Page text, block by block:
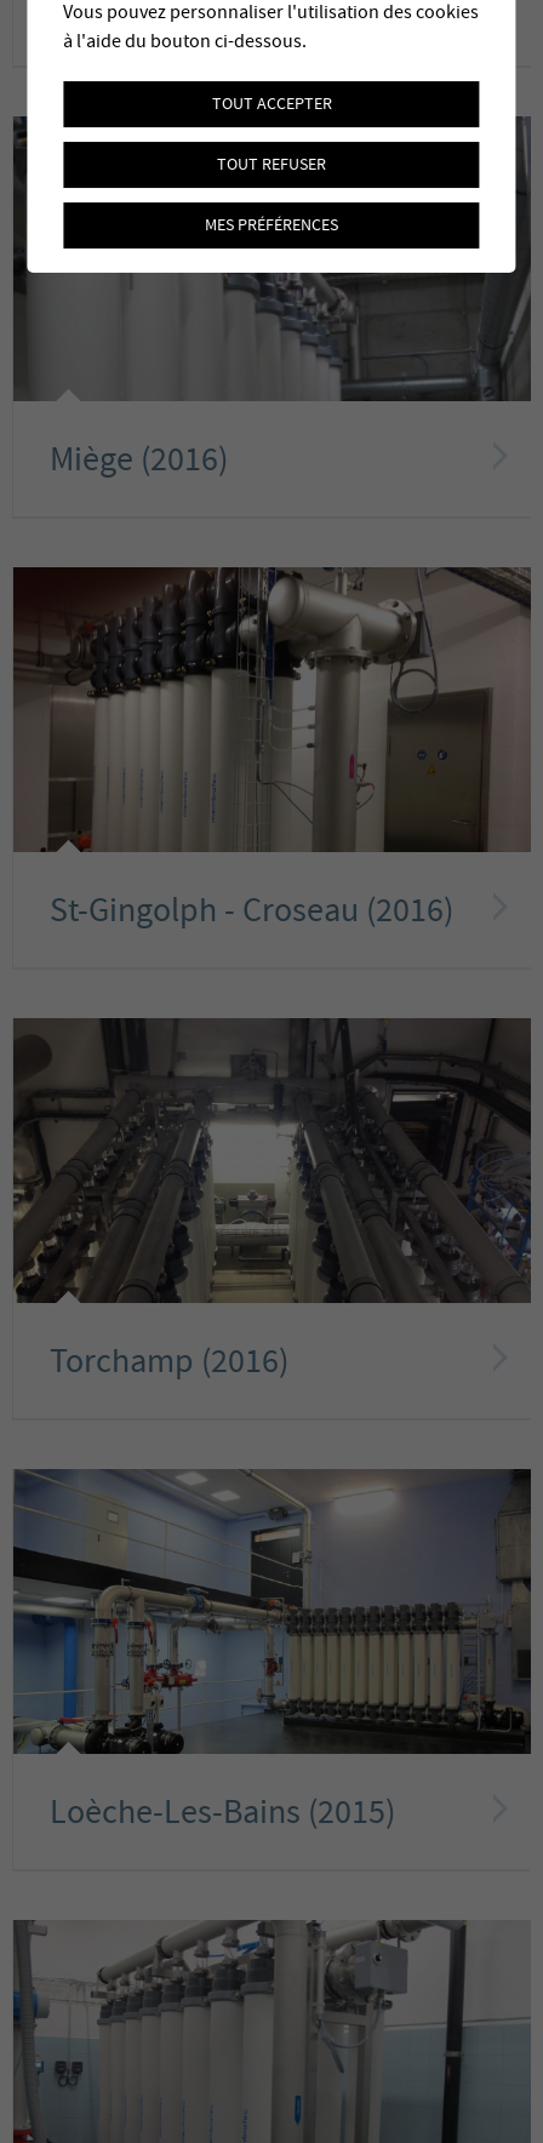
Niedergesteln (2018)
Miège (2016)
St-Gingolph - Croseau (2016)
Torchamp (2016)
Loèche-Les-Bains (2015)
Vous pouvez personnaliser l'utilisation des cookies
à l'aide du bouton ci-dessous.
TOUT ACCEPTER
TOUT REFUSER
MES PRÉFÉRENCES